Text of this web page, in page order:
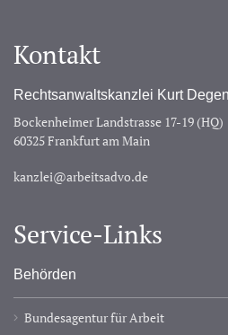
Kontakt
Rechtsanwaltskanzlei Kurt
Bockenheimer Landstrasse 17-19 (HQ)
60325 Frankfurt am Main
kanzlei@arbeitsadvo.de
Service-Links
Behörden
Bundesagentur für Arbeit